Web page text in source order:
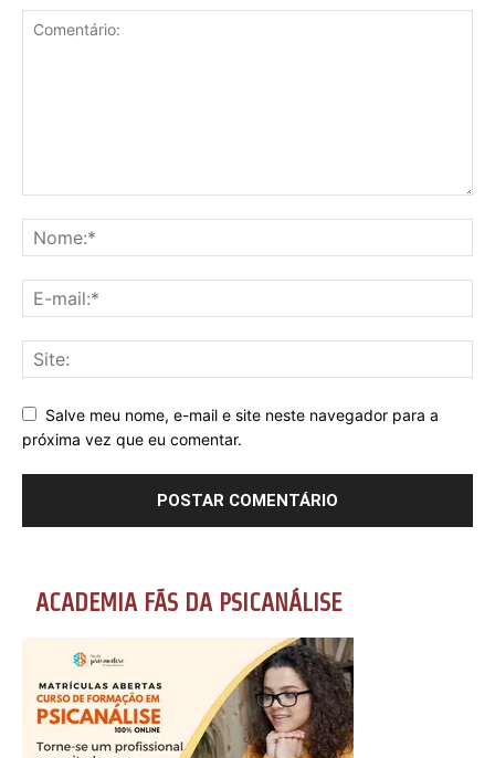
Salve meu nome, e-mail e site neste navegador para a
próxima vez que eu comentar.
ACADEMIA FÃS DA PSICANÁLISE